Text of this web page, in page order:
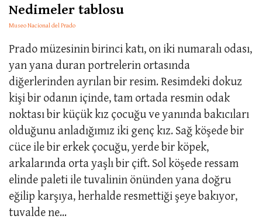
Nedimeler tablosu
Museo Nacional del Prado
Prado müzesinin birinci katı, on iki numaralı odası,
yan yana duran portrelerin ortasında
diğerlerinden ayrılan bir resim. Resimdeki dokuz
kişi bir odanın içinde, tam ortada resmin odak
noktası bir küçük kız çocuğu ve yanında bakıcıları
olduğunu anladığımız iki genç kız. Sağ köşede bir
cüce ile bir erkek çocuğu, yerde bir köpek,
arkalarında orta yaşlı bir çift. Sol köşede ressam
elinde paleti ile tuvalinin önünden yana doğru
eğilip karşıya, herhalde resmettiği şeye bakıyor,
tuvalde ne...